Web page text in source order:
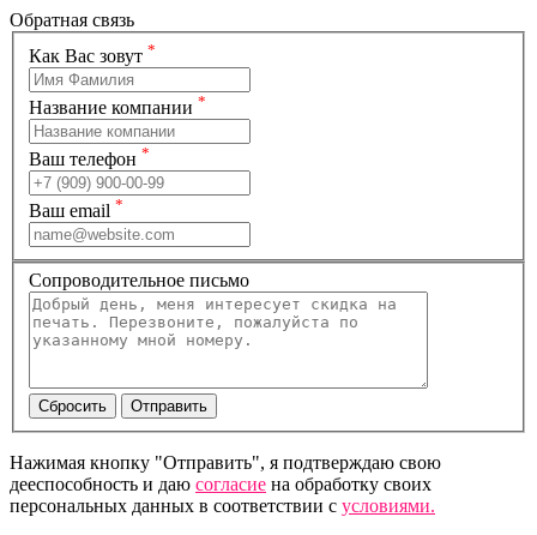
Обратная связь
Как Вас зовут *
Название компании *
Ваш телефон *
Ваш email *
Сопроводительное письмо
Нажимая кнопку "Отправить", я подтверждаю свою
дееспособность и даю согласие на обработку своих
персональных данных в соответствии с условиями.